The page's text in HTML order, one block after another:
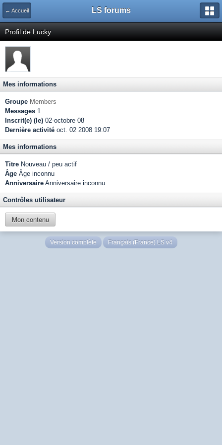
← Accueil LS forums
Profil de Lucky
Mes informations
Groupe Members
Messages 1
Inscrit(e) (le) 02-octobre 08
Dernière activité oct. 02 2008 19:07
Mes informations
Titre Nouveau / peu actif
Âge Âge inconnu
Anniversaire Anniversaire inconnu
Contrôles utilisateur
Mon contenu
Version complète Français (France) LS v4